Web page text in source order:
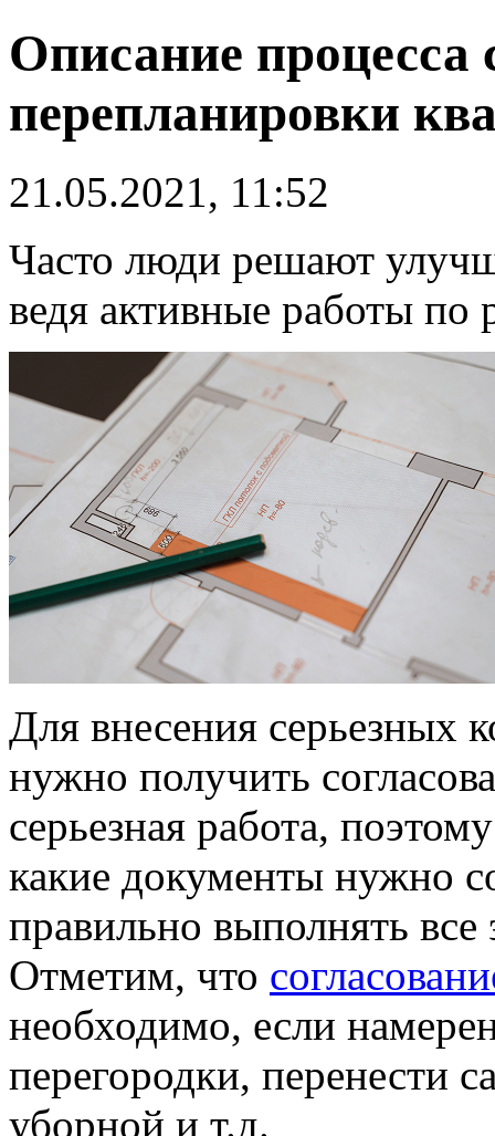
Описание процесса
перепланировки
21.05.2021, 11:52
Часто люди решают
ведя активные работы по
Для внесения серьезных
нужно получить
серьезная работа,
какие документы нужно
правильно выполнять
Отметим, что
необходимо, если
перегородки, перенести
уборной и т.д.